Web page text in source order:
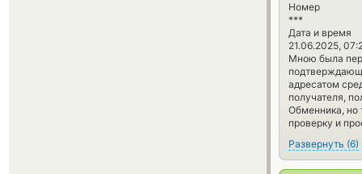
Номер
***
Дата и время
21.06.2025,
Мною была
адресатом
получателя,
Обменника, но
проверку и
Развернуть (6)